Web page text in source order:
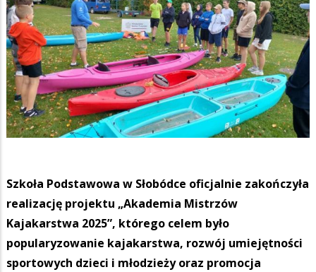
Szkoła Podstawowa w Słobódce oficjalnie zakończyła
realizację projektu „Akademia Mistrzów
Kajakarstwa 2025”, którego celem było
popularyzowanie kajakarstwa, rozwój umiejętności
sportowych dzieci i młodzieży oraz promocja